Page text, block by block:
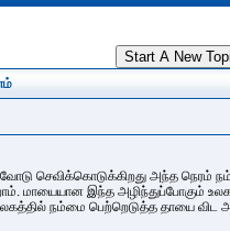
Start A New
செவிக்கொடுக்கிறது அந்த நெரம்
இந்த அழிந்துப்போகும்
நம்மை பெற்றெடுத்த தாயை விட